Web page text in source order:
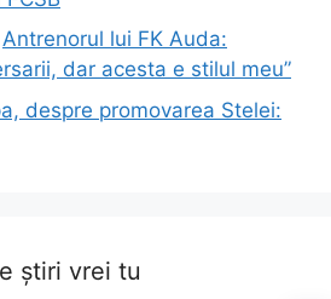
Antrenorul lui FK Auda:
dar acesta e stilul meu”
despre promovarea Stelei:
știri vrei tu